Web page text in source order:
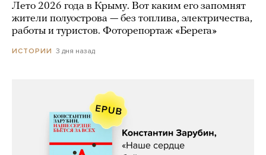
Лето 2026 года в Крыму. Вот каким его запомнят
жители полуострова — без топлива, электричества,
работы и туристов. Фоторепортаж «Берега»
ИСТОРИИ 3 дня назад